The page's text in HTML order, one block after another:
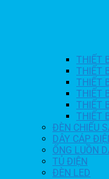
THIẾT
THIẾT
THIẾT
THIẾT
THIẾT
THIẾT
ĐÈN CHIẾU
DÂY CÁP
ỐNG LUỒN
TỦ ĐIỆN
ĐÈN LED